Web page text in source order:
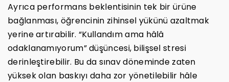
Ayrıca performans beklentisinin tek bir ürüne
bağlanması, öğrencinin zihinsel yükünü azaltmak
yerine artırabilir. “Kullandım ama hâlâ
odaklanamıyorum” düşüncesi, bilişsel stresi
derinleştirebilir. Bu da sınav döneminde zaten
yüksek olan baskıyı daha zor yönetilebilir hâle